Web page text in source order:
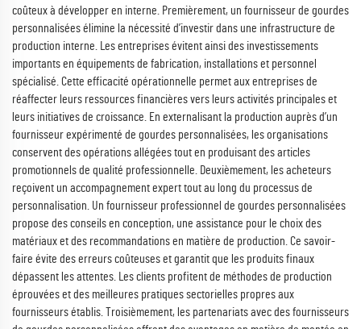
coûteux à développer en interne. Premièrement, un fournisseur de gourdes
personnalisées élimine la nécessité d’investir dans une infrastructure de
production interne. Les entreprises évitent ainsi des investissements
importants en équipements de fabrication, installations et personnel
spécialisé. Cette efficacité opérationnelle permet aux entreprises de
réaffecter leurs ressources financières vers leurs activités principales et
leurs initiatives de croissance. En externalisant la production auprès d’un
fournisseur expérimenté de gourdes personnalisées, les organisations
conservent des opérations allégées tout en produisant des articles
promotionnels de qualité professionnelle. Deuxièmement, les acheteurs
reçoivent un accompagnement expert tout au long du processus de
personnalisation. Un fournisseur professionnel de gourdes personnalisées
propose des conseils en conception, une assistance pour le choix des
matériaux et des recommandations en matière de production. Ce savoir-
faire évite des erreurs coûteuses et garantit que les produits finaux
dépassent les attentes. Les clients profitent de méthodes de production
éprouvées et des meilleures pratiques sectorielles propres aux
fournisseurs établis. Troisièmement, les partenariats avec des fournisseurs